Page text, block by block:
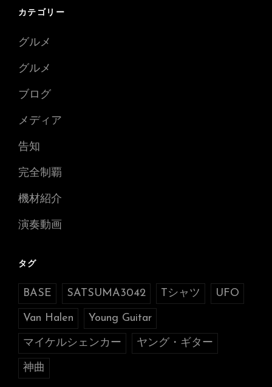
カテゴリー
グルメ
グルメ
ブログ
メディア
告知
完全制覇
機材紹介
演奏動画
タグ
BASE SATSUMA3042 Tシャツ UFO
Van Halen Young Guitar
マイケルシェンカー ヤング・ギター
神曲